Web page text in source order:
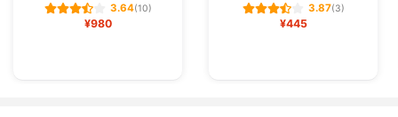
3.64(10)
¥980
3.87(3)
¥445